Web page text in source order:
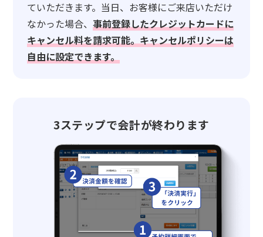
ていただきます。当日、お客様にご来店いただけ
なかった場合、事前登録したクレジットカードに
キャンセル料を請求可能。キャンセルポリシーは
自由に設定できます。
3ステップで会計が終わります